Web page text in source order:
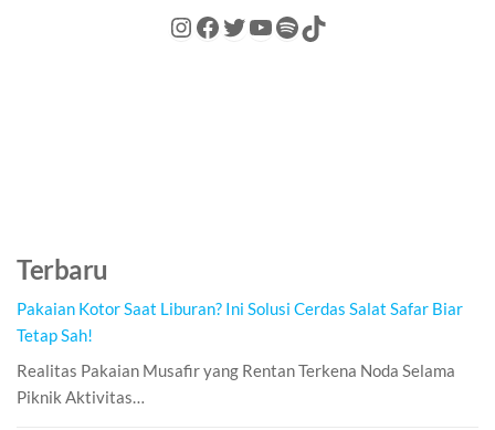
Terbaru
Pakaian Kotor Saat Liburan? Ini Solusi Cerdas Salat Safar Biar
Tetap Sah!
Realitas Pakaian Musafir yang Rentan Terkena Noda Selama
Piknik Aktivitas…